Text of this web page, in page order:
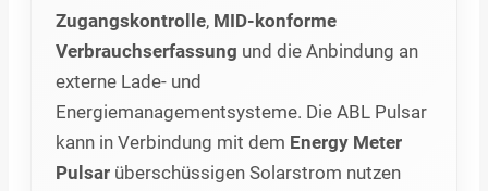
Zugangskontrolle, MID-konforme
Verbrauchserfassung und die Anbindung an
externe Lade- und
Energiemanagementsysteme. Die ABL Pulsar
kann in Verbindung mit dem Energy Meter
Pulsar überschüssigen Solarstrom nutzen